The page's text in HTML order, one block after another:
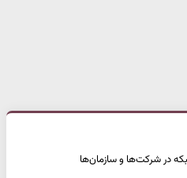
در شرکت‌ها و سازمان‌ها